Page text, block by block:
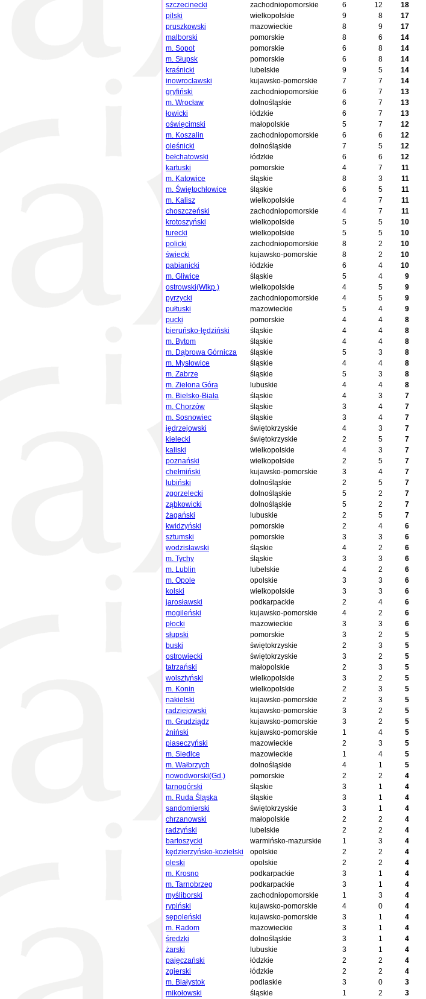
szczecinecki
zachodniopomorskie 6 12 18
pilski
wielkopolskie 9 8 17
pruszkowski
mazowieckie 8 9 17
malborski
pomorskie 8 6 14
m. Sopot
pomorskie 6 8 14
m. Słupsk
pomorskie 6 8 14
kraśnicki
lubelskie 9 5 14
inowrocławski
kujawsko-pomorskie 7 7 14
gryfiński
zachodniopomorskie 6 7 13
m. Wrocław
dolnośląskie 6 7 13
łowicki
łódzkie 6 7 13
oświęcimski
małopolskie 5 7 12
m. Koszalin
zachodniopomorskie 6 6 12
oleśnicki
dolnośląskie 7 5 12
bełchatowski
łódzkie 6 6 12
kartuski
pomorskie 4 7 11
m. Katowice
śląskie 8 3 11
m. Świętochłowice
śląskie 6 5 11
m. Kalisz
wielkopolskie 4 7 11
choszczeński
zachodniopomorskie 4 7 11
krotoszyński
wielkopolskie 5 5 10
turecki
wielkopolskie 5 5 10
policki
zachodniopomorskie 8 2 10
świecki
kujawsko-pomorskie 8 2 10
pabianicki
łódzkie 6 4 10
m. Gliwice
śląskie 5 4 9
ostrowski(Wlkp.)
wielkopolskie 4 5 9
pyrzycki
zachodniopomorskie 4 5 9
pułtuski
mazowieckie 5 4 9
pucki
pomorskie 4 4 8
bieruńsko-lędziński
śląskie 4 4 8
m. Bytom
śląskie 4 4 8
m. Dąbrowa Górnicza
śląskie 5 3 8
m. Mysłowice
śląskie 4 4 8
m. Zabrze
śląskie 5 3 8
m. Zielona Góra
lubuskie 4 4 8
m. Bielsko-Biała
śląskie 4 3 7
m. Chorzów
śląskie 3 4 7
m. Sosnowiec
śląskie 3 4 7
jędrzejowski
świętokrzyskie 4 3 7
kielecki
świętokrzyskie 2 5 7
kaliski
wielkopolskie 4 3 7
poznański
wielkopolskie 2 5 7
chełmiński
kujawsko-pomorskie 3 4 7
lubiński
dolnośląskie 2 5 7
zgorzelecki
dolnośląskie 5 2 7
ząbkowicki
dolnośląskie 5 2 7
żagański
lubuskie 2 5 7
kwidzyński
pomorskie 2 4 6
sztumski
pomorskie 3 3 6
wodzisławski
śląskie 4 2 6
m. Tychy
śląskie 3 3 6
m. Lublin
lubelskie 4 2 6
m. Opole
opolskie 3 3 6
kolski
wielkopolskie 3 3 6
jarosławski
podkarpackie 2 4 6
mogileński
kujawsko-pomorskie 4 2 6
płocki
mazowieckie 3 3 6
słupski
pomorskie 3 2 5
buski
świętokrzyskie 2 3 5
ostrowiecki
świętokrzyskie 3 2 5
tatrzański
małopolskie 2 3 5
wolsztyński
wielkopolskie 3 2 5
m. Konin
wielkopolskie 2 3 5
nakielski
kujawsko-pomorskie 2 3 5
radziejowski
kujawsko-pomorskie 3 2 5
m. Grudziądz
kujawsko-pomorskie 3 2 5
żniński
kujawsko-pomorskie 1 4 5
piaseczyński
mazowieckie 2 3 5
m. Siedlce
mazowieckie 1 4 5
m. Wałbrzych
dolnośląskie 4 1 5
nowodworski(Gd.)
pomorskie 2 2 4
tarnogórski
śląskie 3 1 4
m. Ruda Śląska
śląskie 3 1 4
sandomierski
świętokrzyskie 3 1 4
chrzanowski
małopolskie 2 2 4
radzyński
lubelskie 2 2 4
bartoszycki
warmińsko-mazurskie 1 3 4
kędzierzyńsko-kozielski
opolskie 2 2 4
oleski
opolskie 2 2 4
m. Krosno
podkarpackie 3 1 4
m. Tarnobrzeg
podkarpackie 3 1 4
myśliborski
zachodniopomorskie 1 3 4
rypiński
kujawsko-pomorskie 4 0 4
sępoleński
kujawsko-pomorskie 3 1 4
m. Radom
mazowieckie 3 1 4
średzki
dolnośląskie 3 1 4
żarski
lubuskie 3 1 4
pajęczański
łódzkie 2 2 4
zgierski
łódzkie 2 2 4
m. Białystok
podlaskie 3 0 3
mikołowski
śląskie 1 2 3